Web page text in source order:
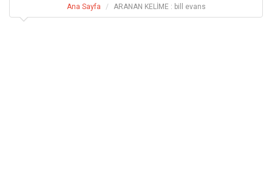
Ana Sayfa ARANAN KELİME : bill evans